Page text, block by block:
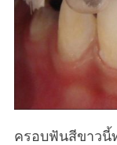
ครอบฟันสีขาวนี้